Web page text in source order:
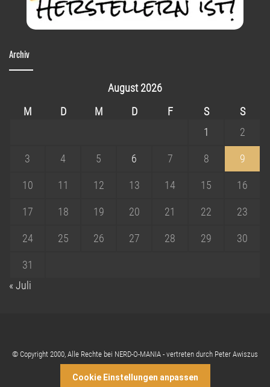
Archiv
August 2026
M
D M D F S
S
1
2
3 4 5 6 7 8 9
10 11 12 13 14 15 16
17 18 19 20 21 22 23
24 25 26 27 28 29 30
31
« Juli
© Copyright 2000, Alle Rechte bei NERD-O-MANIA - vertreten durch Peter Awiszus
Cookie Einstellungen anpassen